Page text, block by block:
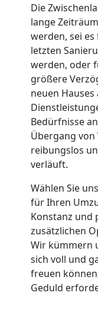
Die
lange
werden, sei
letzten
werden, oder
größere
neuen
Bedürfnisse
Übergang von
reibungslos
verläuft.
Wählen Sie
für Ihren
Konstanz und
zusätzlichen
Wir kümmern
sich voll und
freuen
Geduld